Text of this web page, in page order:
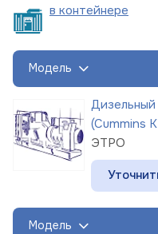
в контейнере
Модель
(Cummins
ЭТРО
Модель